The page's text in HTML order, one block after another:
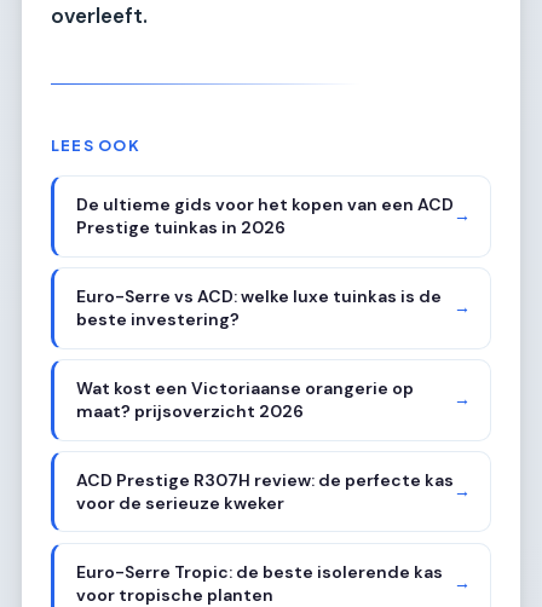
overleeft.
LEES OOK
De ultieme gids voor het kopen van een ACD
Prestige tuinkas in 2026
→
Euro-Serre vs ACD: welke luxe tuinkas is de
beste investering?
→
Wat kost een Victoriaanse orangerie op
maat? prijsoverzicht 2026
→
ACD Prestige R307H review: de perfecte kas
voor de serieuze kweker
→
Euro-Serre Tropic: de beste isolerende kas
voor tropische planten
→